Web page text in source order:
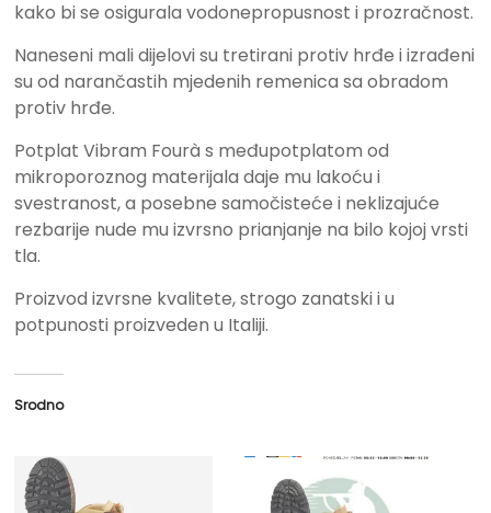
kako bi se osigurala vodonepropusnost i prozračnost.
Naneseni mali dijelovi su tretirani protiv hrđe i izrađeni
su od narančastih mjedenih remenica sa obradom
protiv hrđe.
Potplat Vibram Fourà s međupotplatom od
mikroporoznog materijala daje mu lakoću i
svestranost, a posebne samočisteće i neklizajuće
rezbarije nude mu izvrsno prianjanje na bilo kojoj vrsti
tla.
Proizvod izvrsne kvalitete, strogo zanatski i u
potpunosti proizveden u Italiji.
Srodno